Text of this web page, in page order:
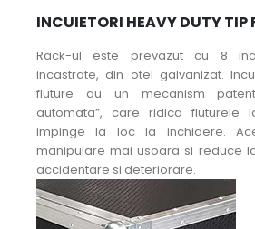
INCUIETORI HEAVY DUTY TIP
Rack-ul este prevazut cu 8
incastrate, din otel galvanizat.
fluture au un mecanism
automata”, care ridica fluturele
impinge la loc la inchidere.
manipulare mai usoara si reduce
accidentare si deteriorare.